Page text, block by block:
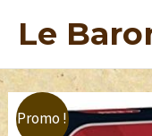
Le
Promo !